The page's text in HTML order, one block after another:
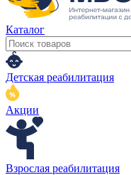
Каталог
Детская реабилитация
Акции
Взрослая реабилитация